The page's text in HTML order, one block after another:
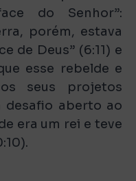
do Senhor”:
porém, estava
de Deus” (6:11) e
esse rebelde e
seus projetos
desafio aberto ao
era um rei e teve